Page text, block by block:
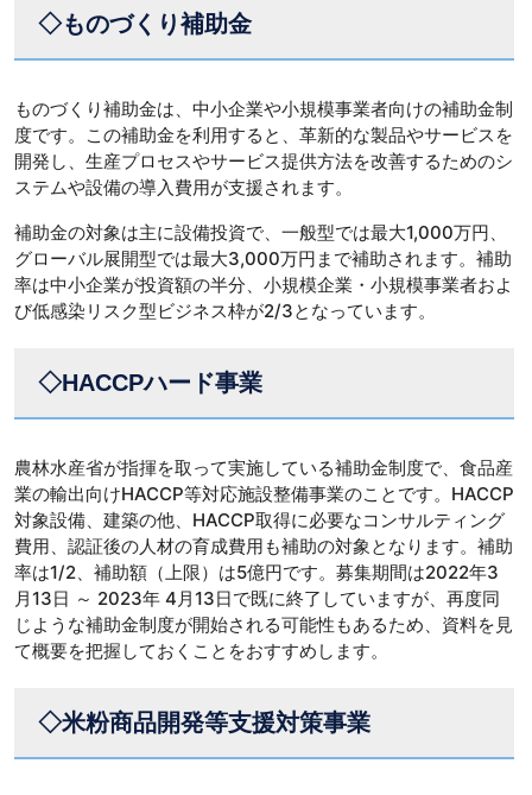
◇ものづくり補助金
ものづくり補助金は、中小企業や小規模事業者向けの補助金制
度です。この補助金を利用すると、革新的な製品やサービスを
開発し、生産プロセスやサービス提供方法を改善するためのシ
ステムや設備の導入費用が支援されます。
補助金の対象は主に設備投資で、一般型では最大1,000万円、
グローバル展開型では最大3,000万円まで補助されます。補助
率は中小企業が投資額の半分、小規模企業・小規模事業者およ
び低感染リスク型ビジネス枠が2/3となっています。
◇HACCPハード事業
農林水産省が指揮を取って実施している補助金制度で、食品産
業の輸出向けHACCP等対応施設整備事業のことです。HACCP
対象設備、建築の他、HACCP取得に必要なコンサルティング
費用、認証後の人材の育成費用も補助の対象となります。補助
率は1/2、補助額（上限）は5億円です。募集期間は2022年3
月13日 ～ 2023年 4月13日で既に終了していますが、再度同
じような補助金制度が開始される可能性もあるため、資料を見
て概要を把握しておくことをおすすめします。
◇米粉商品開発等支援対策事業